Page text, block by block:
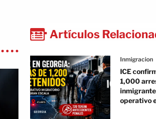
Artículos
Inmigracion
ICE
1,000
operativo